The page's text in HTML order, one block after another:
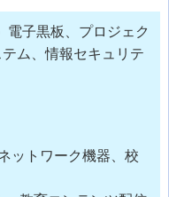
電子黒板、プロジェク
ム、情報セキュリテ
トワーク機器、校